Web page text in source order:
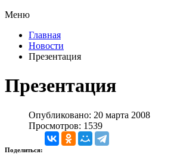
Меню
Главная
Новости
Презентация
Презентация
Опубликовано: 20 марта 2008
Просмотров: 1539
Поделиться: